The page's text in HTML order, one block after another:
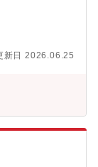
けでなく、資
ます。加え
や削減施策にも
可能性は想定
：事務所・工
対象プロジェ
震補強・解体
事～検査の推
事業部門から
合建設会社）
していきます。
ジェクトの状況
す。プロジェ
・行政担当者
新日 2026.06.25